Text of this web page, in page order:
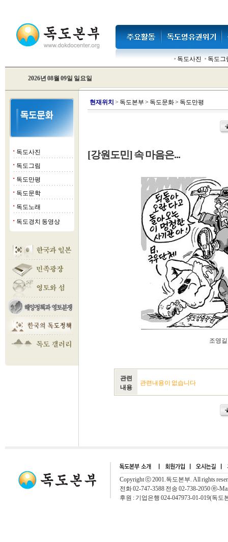
독도사진 독도그
2026년 08월 09일 일요일
■ 독도사진
■ 독도그림
■ 독도만평
■ 독도문학
■ 독도노래
■ 독도경치 동영상
현재위치 > 독도본부 > 독도문화> 독도만평
[강원도민] 속 마음은...
조영
관련
내용
관련내용이 없습니다
Copyright ⓒ 2001.독도본부. All rights
전화 02-747-3588 전송 02-738-2050 ⓔ-
후원 : 기업은행 024-047973-01-019(독도